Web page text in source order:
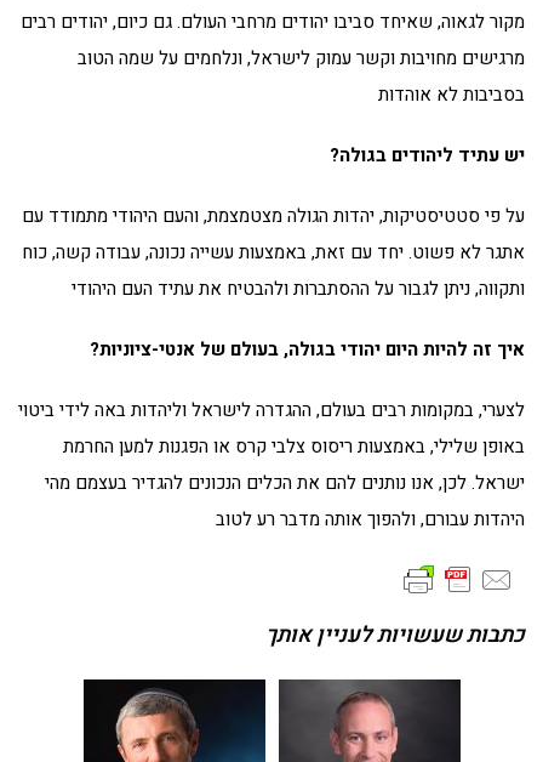
מקור לגאוה, שאיחד סביבו יהודים מרחבי העולם. גם כיום, יהודים רבים
מרגישים מחויבות וקשר עמוק לישראל, ונלחמים על שמה הטוב
בסביבות לא אוהדות
יש עתיד ליהודים בגולה?
על פי סטטיסטיקות, יהדות הגולה מצטמצמת, והעם היהודי מתמודד עם
אתגר לא פשוט. יחד עם זאת, באמצעות עשייה נכונה, עבודה קשה, כוח
ותקווה, ניתן לגבור על ההסתברות ולהבטיח את עתיד העם היהודי
איך זה להיות היום יהודי בגולה, בעולם של אנטי-ציוניות?
לצערי, במקומות רבים בעולם, ההגדרה לישראל וליהדות באה לידי ביטוי
באופן שלילי, באמצעות ריסוס צלבי קרס או הפגנות למען החרמת
ישראל. לכן, אנו נותנים להם את הכלים הנכונים להגדיר בעצמם מהי
היהדות עבורם, ולהפוך אותה מדבר רע לטוב
כתבות שעשויות לעניין אותך